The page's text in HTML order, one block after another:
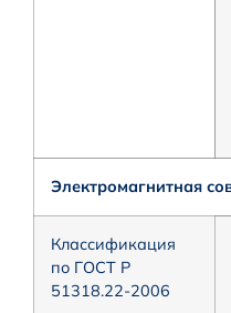
Электромагнитная
Классификация
по ГОСТ Р
51318.22-2006